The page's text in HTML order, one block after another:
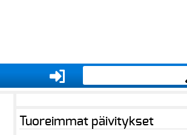
Tuoreimmat päivitykset